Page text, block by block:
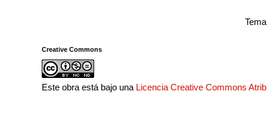
Creative Commons
Este obra está bajo una Licencia Creative Commons